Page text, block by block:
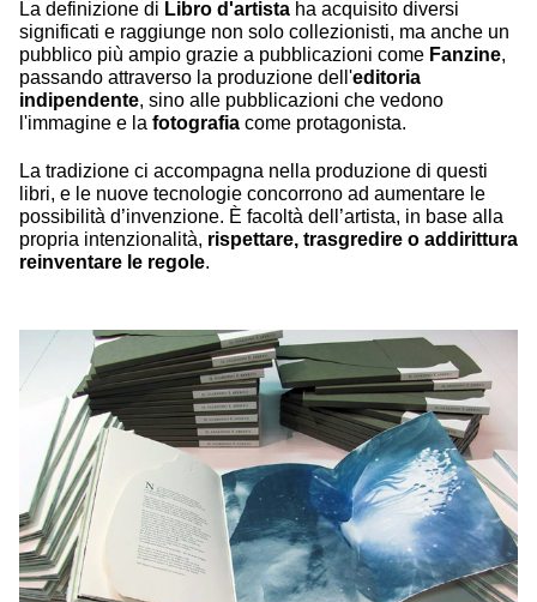
La definizione di Libro d'artista ha acquisito diversi
significati e raggiunge non solo collezionisti, ma anche un
pubblico più ampio grazie a pubblicazioni come Fanzine,
passando attraverso la produzione dell'editoria
indipendente, sino alle pubblicazioni che vedono
l'immagine e la fotografia come protagonista.
La tradizione ci accompagna nella produzione di questi
libri, e le nuove tecnologie concorrono ad aumentare le
possibilità d’invenzione. È facoltà dell’artista, in base alla
propria intenzionalità, rispettare, trasgredire o addirittura
reinventare le regole.